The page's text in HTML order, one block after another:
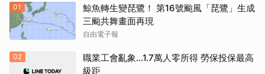
01
鯨魚轉生變琵鷺！ 第16號颱風「琵鷺」生成
三颱共舞畫面再現
自由電子報
02
職業工會亂象…1.7萬人零所得 勞保投保最高
級距